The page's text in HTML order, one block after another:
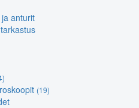
anturit
(19)